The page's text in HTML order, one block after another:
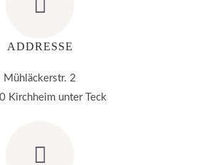
ADDRESSE
Mühläckerstr. 2
Kirchheim unter Teck